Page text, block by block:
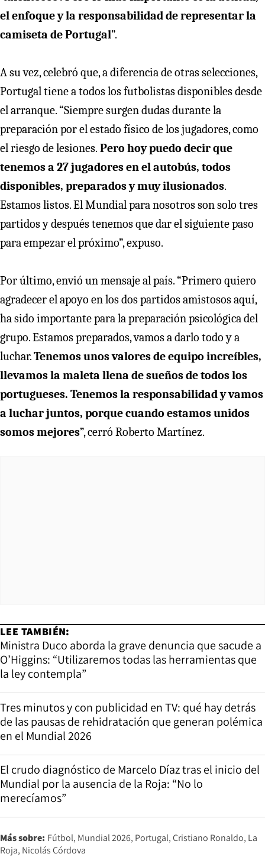
el enfoque y la responsabilidad de representar la
camiseta de Portugal”.
A su vez, celebró que, a diferencia de otras selecciones,
Portugal tiene a todos los futbolistas disponibles desde
el arranque. “Siempre surgen dudas durante la
preparación por el estado físico de los jugadores, como
el riesgo de lesiones. Pero hoy puedo decir que
tenemos a 27 jugadores en el autobús, todos
disponibles, preparados y muy ilusionados.
Estamos listos. El Mundial para nosotros son solo tres
partidos y después tenemos que dar el siguiente paso
para empezar el próximo”, expuso.
Por último, envió un mensaje al país. “Primero quiero
agradecer el apoyo en los dos partidos amistosos aquí,
ha sido importante para la preparación psicológica del
grupo. Estamos preparados, vamos a darlo todo y a
luchar.Tenemos unos valores de equipo increíbles,
llevamos la maleta llena de sueños de todos los
portugueses. Tenemos la responsabilidad y vamos
a luchar juntos, porque cuando estamos unidos
somos mejores”, cerró Roberto Martínez.
LEE TAMBIÉN:
Ministra Duco aborda la grave denuncia que sacude a
O’Higgins: “Utilizaremos todas las herramientas que
la ley contempla”
Tres minutos y con publicidad en TV: qué hay detrás
de las pausas de rehidratación que generan polémica
en el Mundial 2026
El crudo diagnóstico de Marcelo Díaz tras el inicio del
Mundial por la ausencia de la Roja: “No lo
merecíamos”
Más sobre: Fútbol Mundial 2026 Portugal Cristiano Ronaldo La
Roja Nicolás Córdova